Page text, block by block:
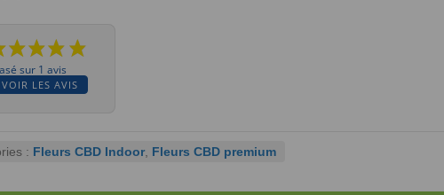
sur 1 avis
VOIR LES AVIS
: Fleurs CBD Indoor, Fleurs CBD premium